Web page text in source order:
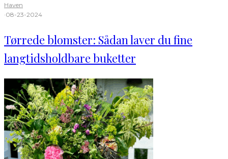
Haven
·08-23-2024
Tørrede blomster: Sådan laver du fine
langtidsholdbare buketter